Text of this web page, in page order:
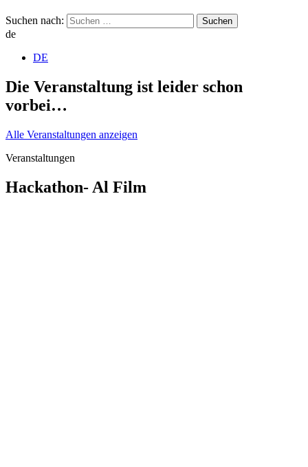
Suchen nach:
de
DE
Die Veranstaltung ist leider schon
vorbei…
Alle Veranstaltungen anzeigen
Veranstaltungen
Hackathon- Al Film